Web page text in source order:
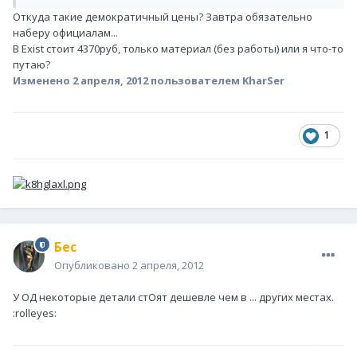
Откуда такие демократичный цены? Завтра обязательно
наберу официалам...
В Exist стоит 4370руб, только материал (без работы) или я что-то
путаю?
Изменено 2 апреля, 2012пользователем KharSer
1
Бес
Опубликовано 2 апреля, 2012
У ОД некоторые детали стОят дешевле чем в ... других местах.
:rolleyes: